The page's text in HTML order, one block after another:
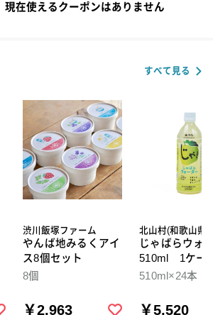
現在使えるクーポンはありません
すべて見る
渋川飯塚ファーム
やんば地みるくアイ
ス8個セット
8個
￥2,963
北山村(和歌山県)
じゃばらウォ
510ml 1ケー
本入
510ml×24本
￥5,520